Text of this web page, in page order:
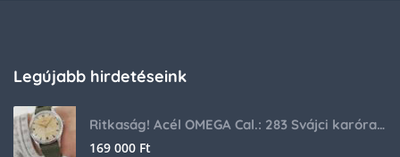
Legújabb hirdetéseink
Ritkaság! Acél OMEGA Cal.: 283 Svájci karóra 1953-ból!
169 000 Ft